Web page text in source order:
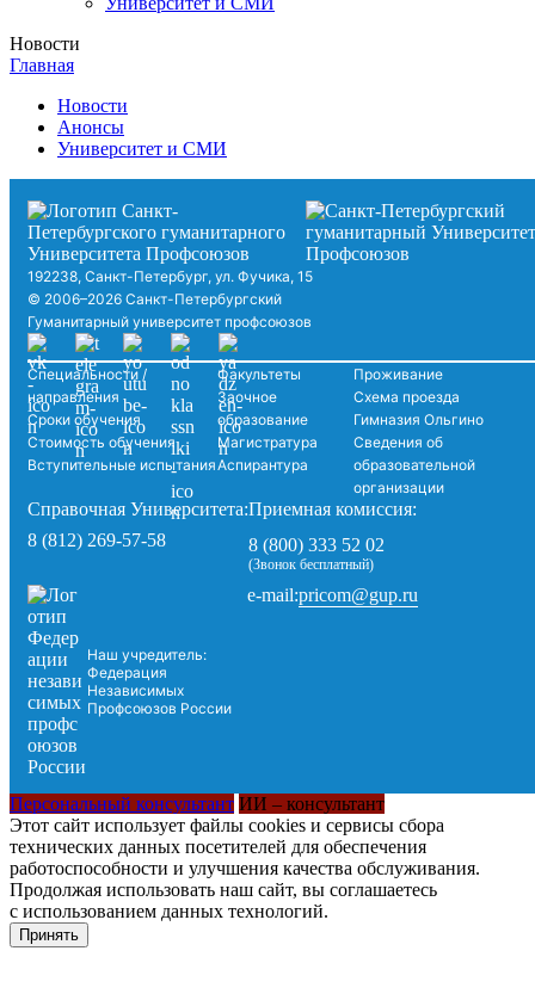
Новости
Главная
Новости
Анонсы
Университет и СМИ
192238, Санкт-Петербург, ул. Фучика, 15
© 2006–2026 Санкт-Петербургский
Гуманитарный университет профсоюзов
Специальности /
направления
Сроки обучения
Стоимость обучения
Вступительные испытания
Факультеты
Заочное
образование
Магистратура
Аспирантура
Проживание
Схема проезда
Гимназия Ольгино
Сведения об
образовательной
организации
Справочная Университета:
8 (812) 269-57-58
Приемная комиссия:
8 (800) 333 52 02
(Звонок бесплатный)
Наш учредитель:
Федерация
Независимых
Профсоюзов России
e-mail:pricom@gup.ru
Персональный консультант ИИ – консультант
Этот сайт использует файлы cookies и сервисы сбора
технических данных посетителей для обеспечения
работоспособности и улучшения качества обслуживания.
Продолжая использовать наш сайт, вы соглашаетесь
с использованием данных технологий.
Принять